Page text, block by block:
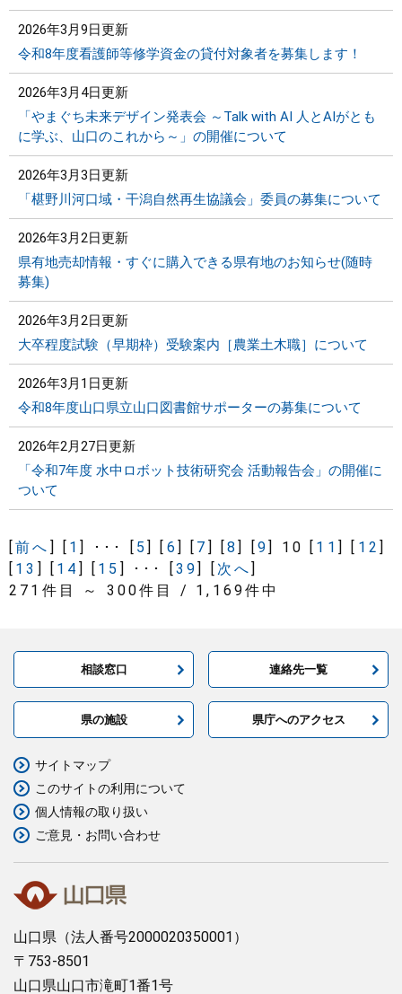
2026年3月9日更新
令和8年度看護師等修学資金の貸付対象者を募集します！
2026年3月4日更新
「やまぐち未来デザイン発表会 ～Talk with AI 人とAIがとも
に学ぶ、山口のこれから～」の開催について
2026年3月3日更新
「椹野川河口域・干潟自然再生協議会」委員の募集について
2026年3月2日更新
県有地売却情報・すぐに購入できる県有地のお知らせ(随時
募集)
2026年3月2日更新
大卒程度試験（早期枠）受験案内［農業土木職］について
2026年3月1日更新
令和8年度山口県立山口図書館サポーターの募集について
2026年2月27日更新
「令和7年度 水中ロボット技術研究会 活動報告会」の開催に
ついて
[前へ ] [ 1] ･･･ [ 5] [ 6 ] [ 7 ] [8] [9] 10 [ 11 ] [ 12 ]
[ 13 ] [ 14 ] [ 15 ] ･･･ [39] [ 次へ]
271件目 ～ 300件目 / 1,169件中
相談窓口 連絡先一覧
県の施設 県庁へのアクセス
山口県 （法人番号2000020350001）
〒753-8501
山口県山口市滝町1番1号
サイトマップ
このサイトの利用について
個人情報の取り扱い
ご意見・お問い合わせ